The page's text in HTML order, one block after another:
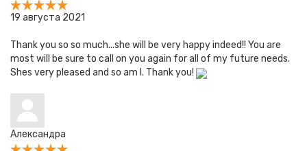
19 августа 2021
Thank you so so much...she will be very happy indeed!! You are
most will be sure to call on you again for all of my future needs.
Shes very pleased and so am I. Thank you!
Александра